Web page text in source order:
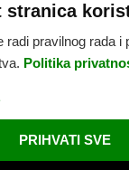
(Impressum)
stranica
radi pravilnog rada i
Politika
PRIHVATI SVE